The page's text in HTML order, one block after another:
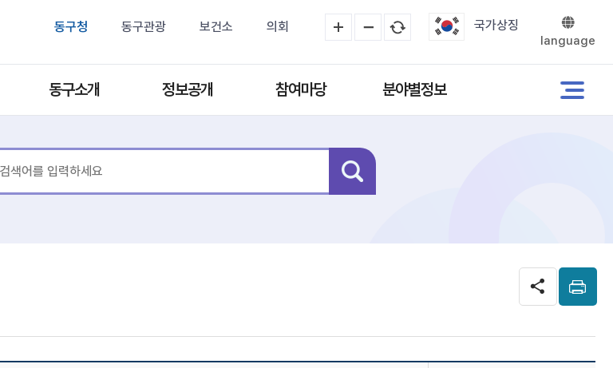
동구청 동구관광 보건소 의회 국가상징
language
동구소개 정보공개 참여마당 분야별정보